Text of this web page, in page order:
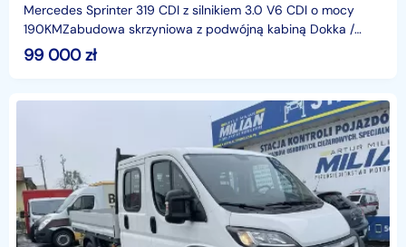
Mercedes Sprinter 319 CDI z silnikiem 3.0 V6 CDI o mocy
190KMZabudowa skrzyniowa z podwójną kabiną Dokka /
BrygadówkaWymiary skrzyni ładunkowej: 3,40m x 2,10m.H
99 000zł